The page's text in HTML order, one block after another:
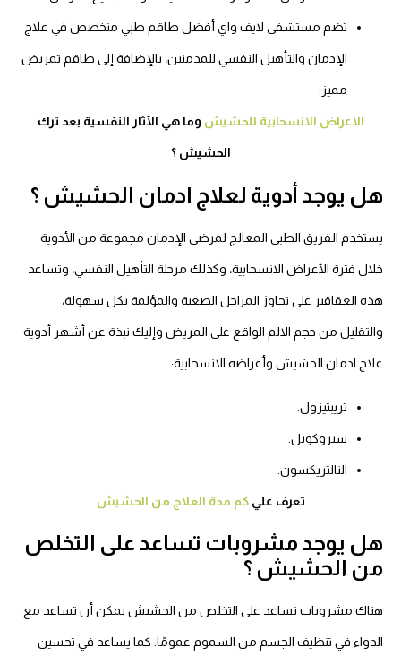
تضم مستشفى لايف واي أفضل طاقم طبي متخصص في علاج
الإدمان والتأهيل النفسي للمدمنين، بالإضافة إلى طاقم تمريض
مميز.
الاعراض الانسحابية للحشيش وما هي الآثار النفسية بعد ترك
الحشيش ؟
هل يوجد أدوية لعلاج ادمان الحشيش ؟
يستخدم الفريق الطبي المعالج لمرضى الإدمان مجموعة من الأدوية
خلال فترة الأعراض الانسحابية، وكذلك مرحلة التأهيل النفسي، وتساعد
هذه العقاقير على تجاوز المراحل الصعبة والمؤلمة بكل سهولة،
والتقليل من حجم الالم الواقع على المريض وإليك نبذة عن أشهر أدوية
علاج ادمان الحشيش وأعراضه الانسحابية:
تريبتيزول.
سيروكويل.
النالتريكسون.
تعرف علي كم مدة العلاج من الحشيش
هل يوجد مشروبات تساعد على التخلص
من الحشيش ؟
هناك مشروبات تساعد على التخلص من الحشيش يمكن أن تساعد مع
الدواء في تنظيف الجسم من السموم عمومًا. كما يساعد في تحسين